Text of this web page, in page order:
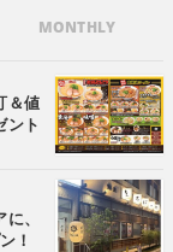
MONTHLY
＆値
ント
、
！